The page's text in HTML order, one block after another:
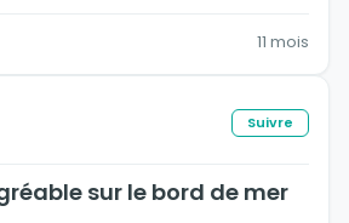
11 mois
Suivre
sur le bord de mer